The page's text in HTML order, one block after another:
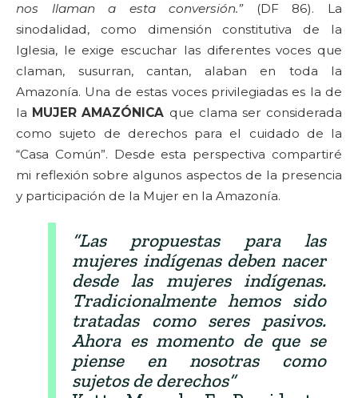
nos llaman a esta conversión.”(DF 86). La
sinodalidad, como dimensión constitutiva de la
Iglesia, le exige escuchar las diferentes voces que
claman, susurran, cantan, alaban en toda la
Amazonía. Una de estas voces privilegiadas es la de
la MUJER AMAZÓNICA que clama ser considerada
como sujeto de derechos para el cuidado de la
“Casa Común”. Desde esta perspectiva compartiré
mi reflexión sobre algunos aspectos de la presencia
y participación de la Mujer en la Amazonía.
“Las propuestas para las
mujeres indígenas deben nacer
desde las mujeres indígenas.
Tradicionalmente hemos sido
tratadas como seres pasivos.
Ahora es momento de que se
piense en nosotras como
sujetos de derechos”